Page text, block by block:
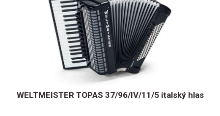
WELTMEISTER TOPAS 37/96/IV/11/5 italský hlas